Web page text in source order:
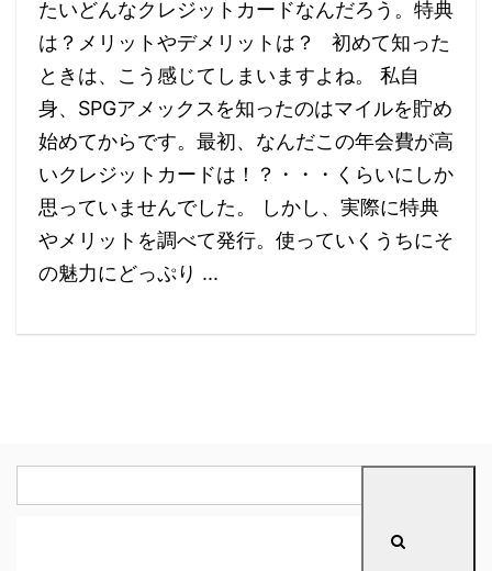
たいどんなクレジットカードなんだろう。特典
は？メリットやデメリットは？ 初めて知った
ときは、こう感じてしまいますよね。 私自
身、SPGアメックスを知ったのはマイルを貯め
始めてからです。最初、なんだこの年会費が高
いクレジットカードは！？・・・くらいにしか
思っていませんでした。 しかし、実際に特典
やメリットを調べて発行。使っていくうちにそ
の魅力にどっぷり ...